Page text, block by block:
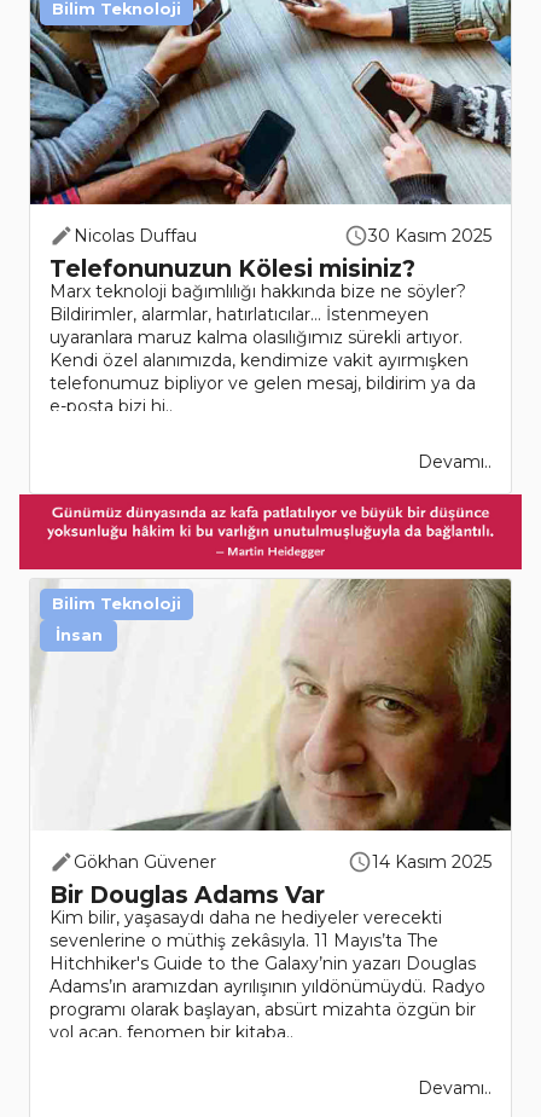
Nicolas Duffau 30 Kasım 2025
Telefonunuzun Kölesi misiniz?
Marx teknoloji bağımlılığı hakkında bize ne söyler?
Bildirimler, alarmlar, hatırlatıcılar… İstenmeyen
uyaranlara maruz kalma olasılığımız sürekli artıyor.
Kendi özel alanımızda, kendimize vakit ayırmışken
telefonumuz bipliyor ve gelen mesaj, bildirim ya da
e-posta bizi hi..
Devamı..
Bilim Teknoloji
Gökhan Güvener 14 Kasım 2025
Bir Douglas Adams Var
Kim bilir, yaşasaydı daha ne hediyeler verecekti
sevenlerine o müthiş zekâsıyla. 11 Mayıs’ta The
Hitchhiker's Guide to the Galaxy’nin yazarı Douglas
Adams’ın aramızdan ayrılışının yıldönümüydü. Radyo
programı olarak başlayan, absürt mizahta özgün bir
yol açan, fenomen bir kitaba..
Devamı..
Bilim Teknoloji
İnsan